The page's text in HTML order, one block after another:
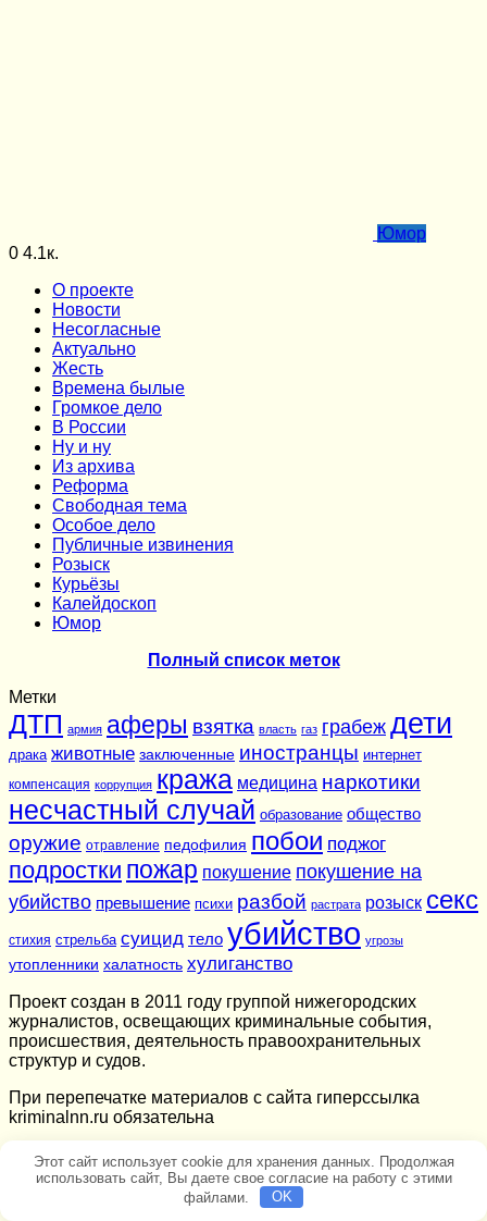
Юмор
0 4.1к.
О проекте
Новости
Несогласные
Актуально
Жесть
Времена былые
Громкое дело
В России
Ну и ну
Из архива
Реформа
Cвободная тема
Особое дело
Публичные извинения
Розыск
Курьёзы
Калейдоскоп
Юмор
Полный список меток
Метки
ДТП армия аферы взятка власть газ грабеж дети
драка животные заключенные иностранцы интернет
компенсация коррупция кража медицина наркотики
несчастный случай образование общество
оружие отравление педофилия побои поджог
подростки пожар покушение покушение на
убийство превышение психи разбой растрата розыск секс
стихия стрельба суицид тело убийство угрозы
утопленники халатность хулиганство
Проект создан в 2011 году группой нижегородских
журналистов, освещающих криминальные события,
происшествия, деятельность правоохранительных
структур и судов.
При перепечатке материалов c сайта гиперссылка
kriminalnn.ru обязательна
Этот сайт использует cookie для хранения данных. Продолжая
использовать сайт, Вы даете свое согласие на работу с этими
файлами.
OK